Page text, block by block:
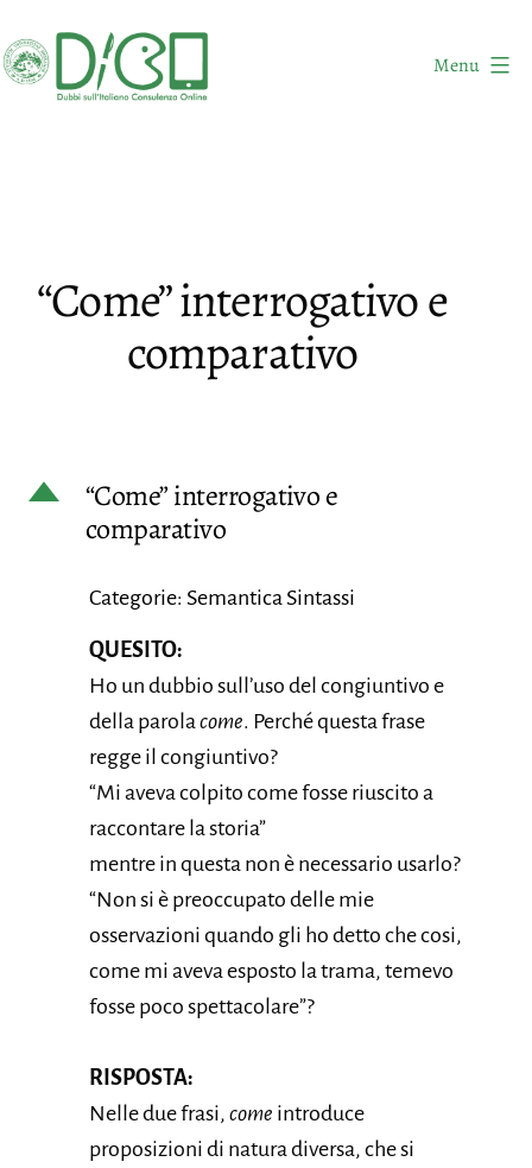
al
contenuto
Online
Menu
“Come” interrogativo e
comparativo
D
“Come” interrogativo e
comparativo
Categorie: Semantica Sintassi
QUESITO:
Ho un dubbio sull’uso del congiuntivo e
della parolacome. Perché questa frase
regge il congiuntivo?
“Mi aveva colpito come fosse riuscito a
raccontare la storia”
mentre in questa non è necessario usarlo?
“Non si è preoccupato delle mie
osservazioni quando gli ho detto che cosi,
come mi aveva esposto la trama, temevo
fosse poco spettacolare”?
RISPOSTA:
Nelle due frasi, come introduce
proposizioni di natura diversa, che si